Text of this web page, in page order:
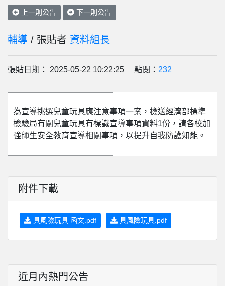
上一則公告 下一則公告
輔導 / 張貼者 資料組長
張貼日期： 2025-05-22 10:22:25 點閱： 232
為宣導挑選兒童玩具應注意事項一案，檢送經濟部標準
檢驗局有關兒童玩具有標識宣導事項資料1份，請各校加
強師生安全教育宣導相關事項，以提升自我防護知能。
附件下載
具風險玩具 函文.pdf 具風險玩具.pdf
近月內熱門公告